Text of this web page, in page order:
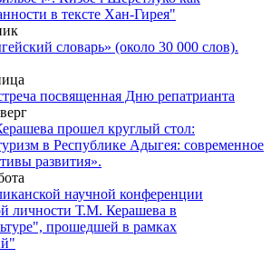
в тексте Хан-Гирея"
словарь» (около 30 000 слов).
посвященная Дню репатрианта
прошел круглый стол:
в Республике Адыгея: современное
развития».
научной конференции
личности Т.М. Керашева в
прошедшей в рамках